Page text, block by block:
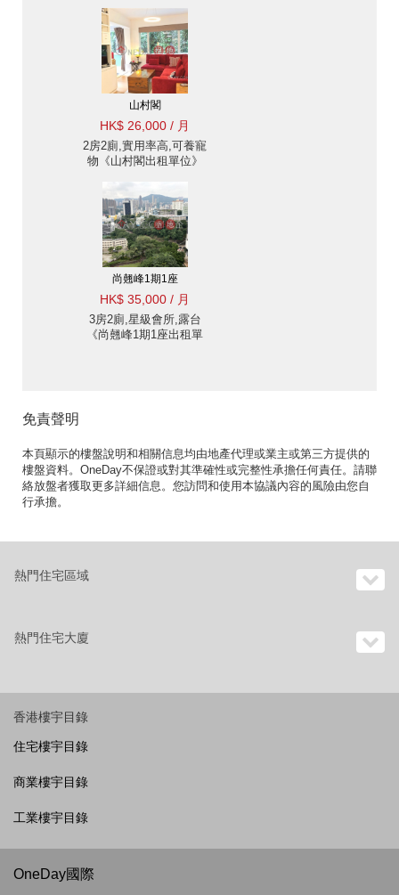
山村閣
HK$ 26,000 / 月
2房2廁,實用率高,可養寵
物《山村閣出租單位》
尚翹峰1期1座
HK$ 35,000 / 月
3房2廁,星級會所,露台
《尚翹峰1期1座出租單
免責聲明
本頁顯示的樓盤說明和相關信息均由地產代理或業主或第三方提供的
樓盤資料。OneDay不保證或對其準確性或完整性承擔任何責任。請聯
絡放盤者獲取更多詳細信息。您訪問和使用本協議內容的風險由您自
行承擔。
熱門住宅區域
熱門住宅大廈
香港樓宇目錄
住宅樓宇目錄
商業樓宇目錄
工業樓宇目錄
OneDay國際